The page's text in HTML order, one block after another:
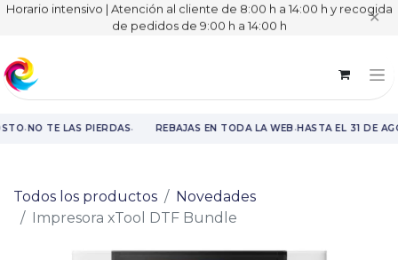
Horario intensivo | Atención al cliente de 8:00 h a 14:00 h y recogida
de pedidos de 9:00 h a 14:00 h
✕
·NO TE LAS PIERDAS· REBAJAS EN TODA LA WEB·HASTA EL 31 DE
Todos los productos
Novedades
Impresora xTool DTF Bundle